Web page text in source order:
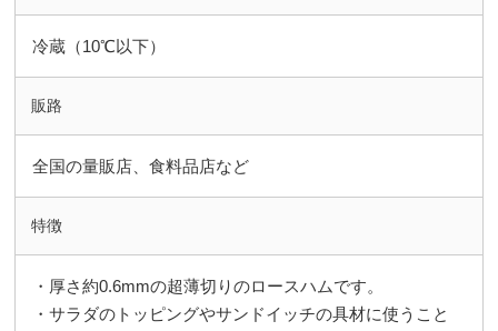
冷蔵（10℃以下）
販路
全国の量販店、食料品店など
特徴
・厚さ約0.6mmの超薄切りのロースハムです。
・サラダのトッピングやサンドイッチの具材に使うこと